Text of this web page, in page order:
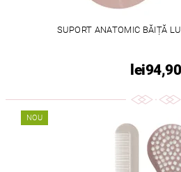
SUPORT ANATOMIC BĂIȚĂ
lei94,90
NOU